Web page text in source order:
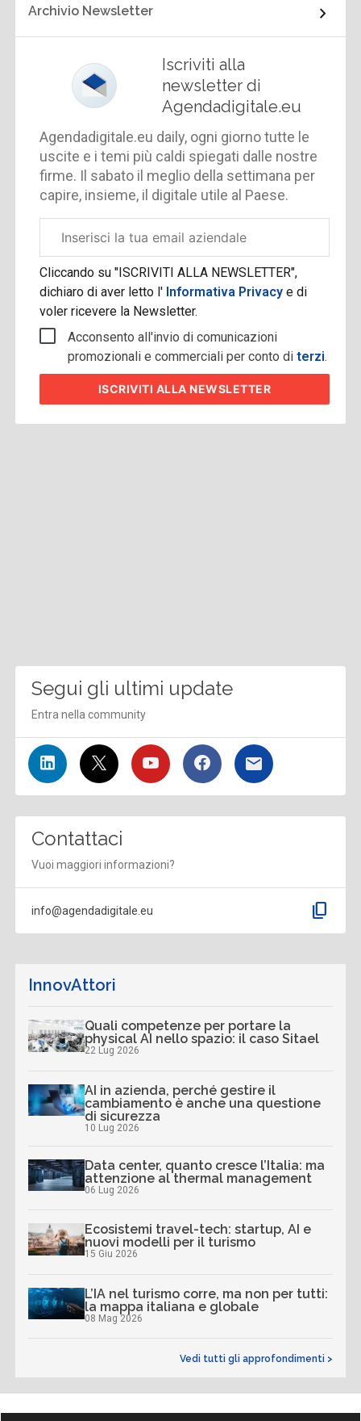
Archivio Newsletter
Iscriviti alla
newsletter di
Agendadigitale.eu
Agendadigitale.eu daily, ogni giorno tutte le
uscite e i temi più caldi spiegati dalle nostre
firme. Il sabato il meglio della settimana per
capire, insieme, il digitale utile al Paese.
aziendale
Cliccando su "ISCRIVITI ALLA NEWSLETTER",
dichiaro di aver letto l' Informativa Privacye di
voler ricevere la Newsletter.
Acconsento all'invio di comunicazioni
promozionali e commerciali per conto diterzi.
ISCRIVITI ALLA NEWSLETTER
Segui gli ultimi update
Entra nella community
Contattaci
Vuoi maggiori informazioni?
info@agendadigitale.eu content_copy
InnovAttori
Quali competenze per portare la
physical AI nello spazio: il caso Sitael
22 Lug 2026
AI in azienda, perché gestire il
cambiamento è anche una questione
di sicurezza
10 Lug 2026
Data center, quanto cresce l’Italia: ma
attenzione al thermal management
06 Lug 2026
Ecosistemi travel-tech: startup, AI e
nuovi modelli per il turismo
15 Giu 2026
L’IA nel turismo corre, ma non per tutti:
la mappa italiana e globale
08 Mag 2026
Vedi tutti gli approfondimenti >